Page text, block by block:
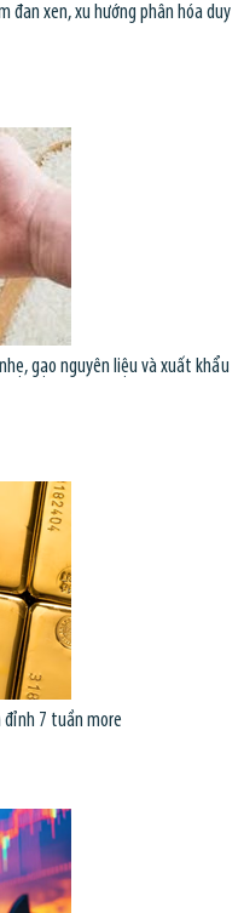
đan xen, xu hướng phân hóa duy
gạo nguyên liệu và xuất khẩu
7 tuần more